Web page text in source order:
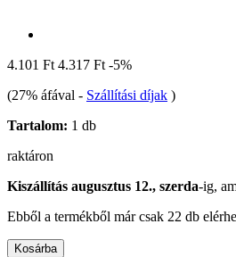
4.101 Ft 4.317 Ft -5%
(27% áfával - Szállítási díjak )
Tartalom: 1 db
raktáron
Kiszállítás augusztus 12., szerda-ig,
Ebből a termékből már csak 22 db
Kosárba